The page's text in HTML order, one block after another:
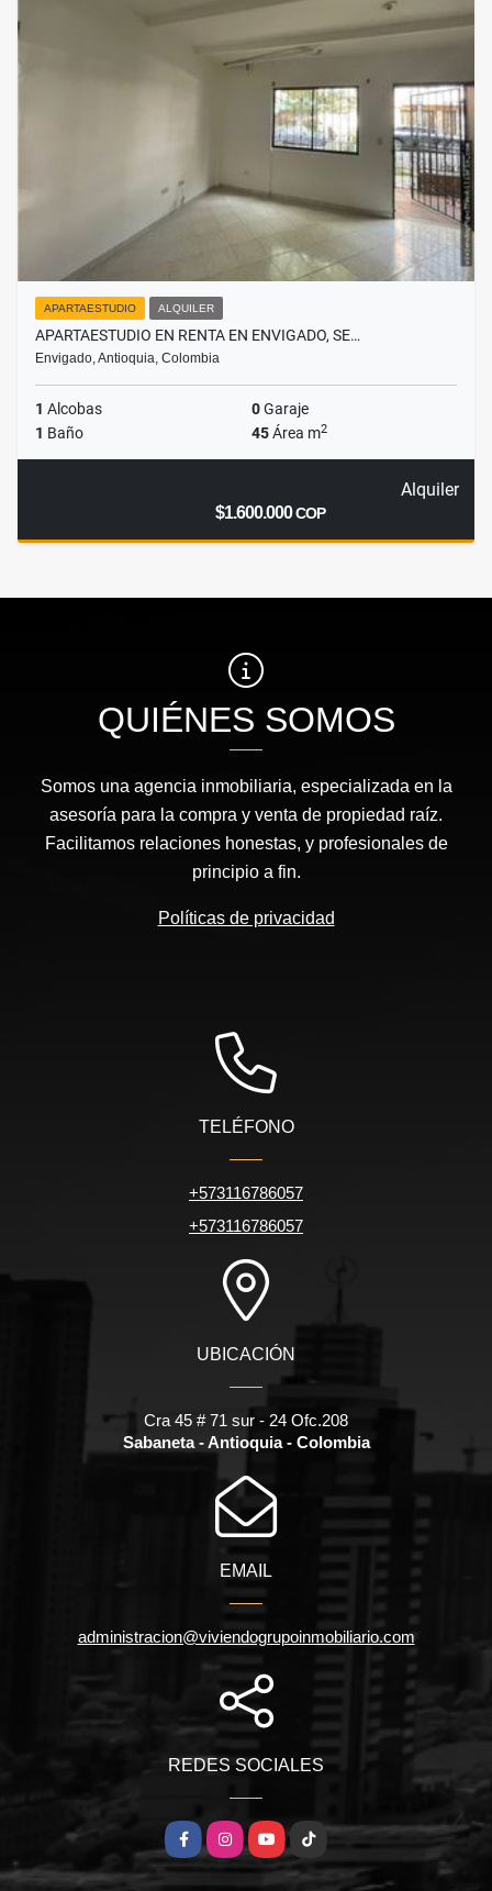
APARTAESTUDIO ALQUILER
APARTAESTUDIO EN RENTA EN ENVIGADO, SE…
Envigado, Antioquia, Colombia
1 Alcobas 0Garaje
1 Baño 45Área m2
Alquiler
$1.600.000COP
QUIÉNES SOMOS
Somos una agencia inmobiliaria, especializada en la
asesoría para la compra y venta de propiedad raíz.
Facilitamos relaciones honestas, y profesionales de
principio a fin.
Políticas de privacidad
TELÉFONO
+573116786057
+573116786057
UBICACIÓN
Cra 45 # 71 sur - 24 Ofc.208
Sabaneta - Antioquia - Colombia
EMAIL
administracion@viviendogrupoinmobiliario.com
REDES SOCIALES
FacebookInstagramYouTubeTikTok